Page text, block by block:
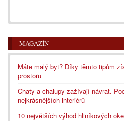
MAGAZÍN
Máte malý byt? Díky těmto tipům
prostoru
Chaty a chalupy zažívají návrat.
nejkrásnějších interiérů
10 největších výhod hliníkových